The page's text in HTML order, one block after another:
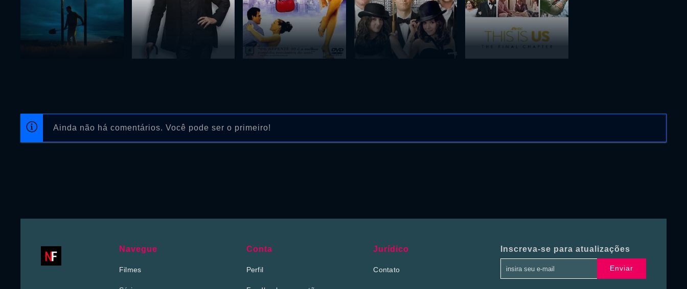
Ainda não há comentários. Você pode ser o primeiro!
Navegue
Filmes
Conta
Perfil
Jurídico
Contato
Inscreva-se para atualizações
Enviar